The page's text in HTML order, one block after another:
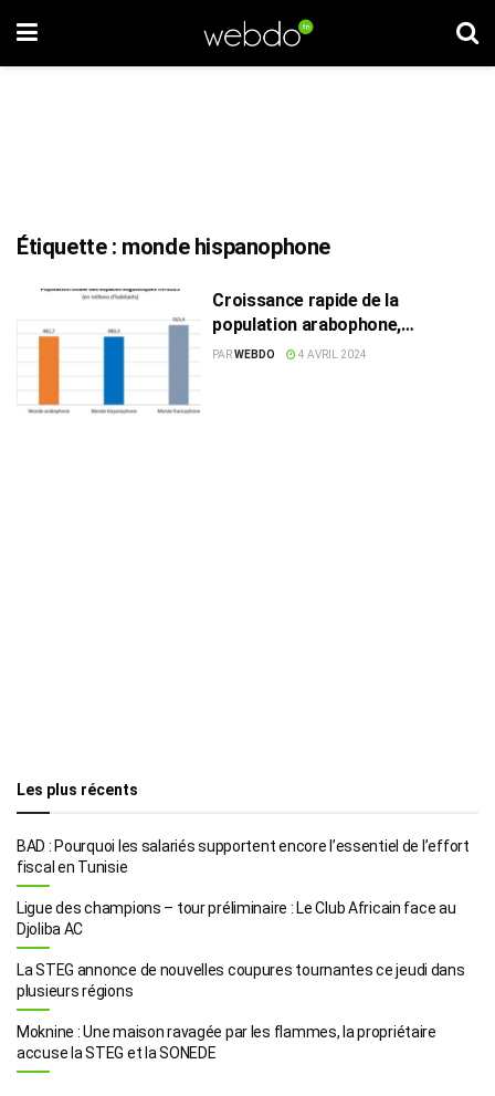
Étiquette : monde hispanophone
Croissance rapide de la
population arabophone,
dépassant le monde
PARWEBDO 4 AVRIL 2024
Les plus récents
BAD : Pourquoi les salariés supportent encore l’essentiel de l’effort
fiscal en Tunisie
Ligue des champions – tour préliminaire : Le Club Africain face au
Djoliba AC
La STEG annonce de nouvelles coupures tournantes ce jeudi dans
plusieurs régions
Moknine : Une maison ravagée par les flammes, la propriétaire
accuse la STEG et la SONEDE